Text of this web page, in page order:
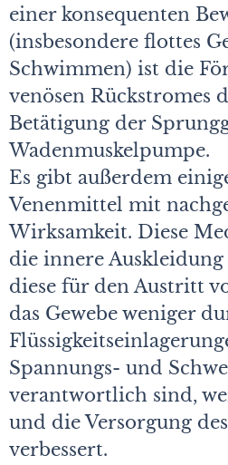
einer konsequenten
(insbesondere flottes
Schwimmen) ist die
venösen Rückstromes
Betätigung der
Wadenmuskelpumpe.
Es gibt außerdem
Venenmittel mit
Wirksamkeit. Diese
die innere Auskleidung
diese für den Austritt
das Gewebe weniger
Spannungs- und
verantwortlich sind,
und die Versorgung
verbessert.